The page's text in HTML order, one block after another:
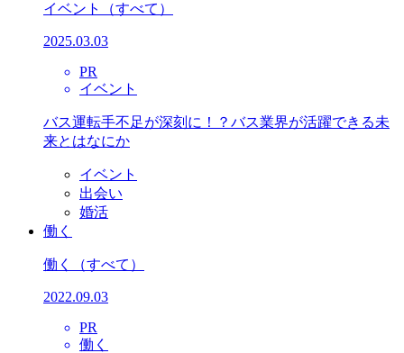
イベント （すべて）
2025.03.03
PR
イベント
バス運転手不足が深刻に！？バス業界が活躍できる未
来とはなにか
イベント
出会い
婚活
働く
働く （すべて）
2022.09.03
PR
働く